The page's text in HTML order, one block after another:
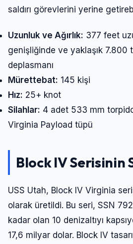
saldırı görevlerini yerine
Uzunluk ve Ağırlık: 377 feet
genişliğinde ve yaklaşık 7.800
deplasmanı
Mürettebat: 145 kişi
Hız: 25+ knot
Silahlar: 4 adet 533 mm
Virginia Payload tüpü
Block IV Serisinin
USS Utah, Block IV Virginia
olarak üretildi. Bu seri, SSN
kadar olan 10 denizaltıyı
17,6 milyar dolar. Block IV